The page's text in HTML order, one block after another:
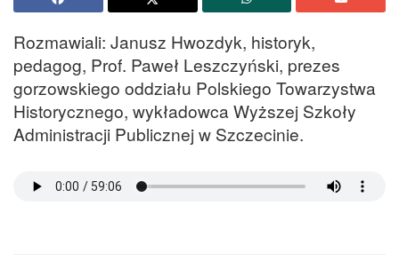
Rozmawiali: Janusz Hwozdyk, historyk,
pedagog, Prof. Paweł Leszczyński, prezes
gorzowskiego oddziału Polskiego Towarzystwa
Historycznego, wykładowca Wyższej Szkoły
Administracji Publicznej w Szczecinie.